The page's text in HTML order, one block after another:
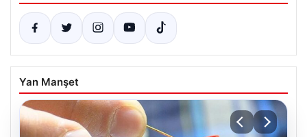
Yan Manşet